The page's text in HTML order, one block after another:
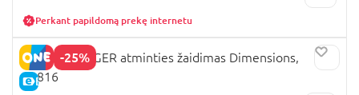
Perkant papildomą prekę internetu
-25%
E-KAINA
RAVENSBURGER atminties žaidimas Dimensions,
24816